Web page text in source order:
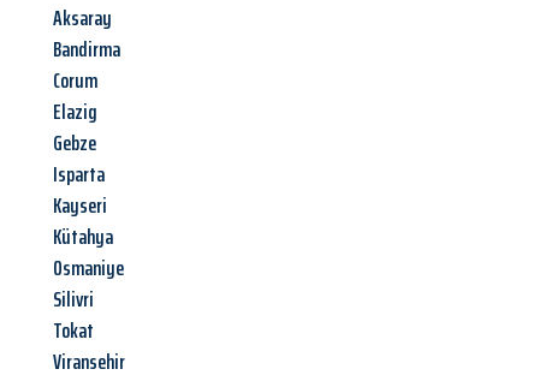
Aksaray
Bandirma
Corum
Elazig
Gebze
Isparta
Kayseri
Kütahya
Osmaniye
Silivri
Tokat
Viransehir